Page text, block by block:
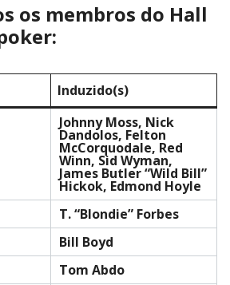
os membros do Hall
Induzido(s)
Johnny Moss, Nick
Dandolos, Felton
McCorquodale, Red
Winn, Sid Wyman,
James Butler “Wild Bill”
Hickok, Edmond Hoyle
T. “Blondie” Forbes
Bill Boyd
Tom Abdo